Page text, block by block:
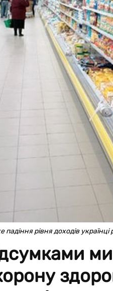
падіння рівня доходів українці